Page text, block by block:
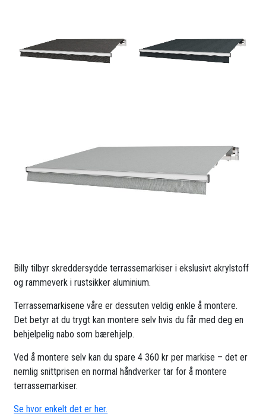
Billy tilbyr skreddersydde terrassemarkiser i ekslusivt akrylstoff
og rammeverk i rustsikker aluminium.
Terrassemarkisene våre er dessuten veldig enkle å montere.
Det betyr at du trygt kan montere selv hvis du får med deg en
behjelpelig nabo som bærehjelp.
Ved å montere selv kan du spare 4 360 kr per markise – det er
nemlig snittprisen en normal håndverker tar for å montere
terrassemarkiser.
Se hvor enkelt det er her.